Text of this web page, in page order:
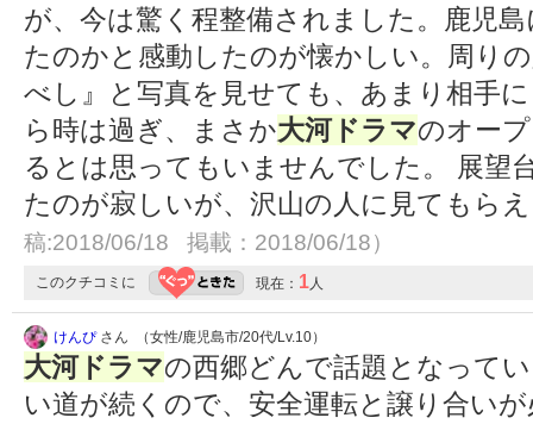
が、今は驚く程整備されました。鹿児
たのかと感動したのが懐かしい。周り
べし』と写真を見せても、あまり相手
ら時は過ぎ、まさか大河ドラマのオー
るとは思ってもいませんでした。 展望
たのが寂しいが、沢山の人に見てもら
稿:2018/06/18 掲載：2018/06/18）
このクチコミに 現在： 1人
けんぴさん （女性/鹿児島市/20代/Lv.10）
大河ドラマの西郷どんで話題となって
い道が続くので、安全運転と譲り合い